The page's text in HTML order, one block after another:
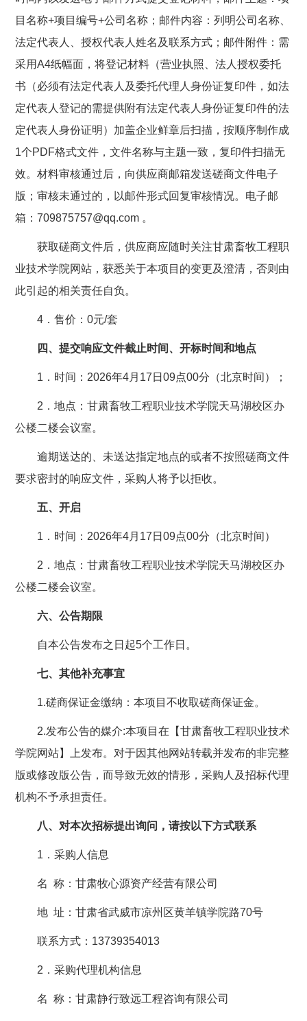
目名称+项目编号+公司名称；邮件内容：列明公司名称、
法定代表人、授权代表人姓名及联系方式；邮件附件：需
采用A4纸幅面，将登记材料（营业执照、法人授权委托
书（必须有法定代表人及委托代理人身份证复印件，如法
定代表人登记的需提供附有法定代表人身份证复印件的法
定代表人身份证明）加盖企业鲜章后扫描，按顺序制作成
1个PDF格式文件，文件名称与主题一致，复印件扫描无
效。材料审核通过后，向供应商邮箱发送磋商文件电子
版；审核未通过的，以邮件形式回复审核情况。电子邮
箱：709875757@qq.com 。
获取磋商文件后，供应商应随时关注甘肃畜牧工程职
业技术学院网站，获悉关于本项目的变更及澄清，否则由
此引起的相关责任自负。
4．售价：0元/套
四、提交响应文件截止时间、开标时间和地点
1．时间：2026年4月17日09点00分（北京时间）；
2．地点：甘肃畜牧工程职业技术学院天马湖校区办
公楼二楼会议室。
逾期送达的、未送达指定地点的或者不按照磋商文件
要求密封的响应文件，采购人将予以拒收。
五、开启
1．时间：2026年4月17日09点00分（北京时间）
2．地点：甘肃畜牧工程职业技术学院天马湖校区办
公楼二楼会议室。
六、公告期限
自本公告发布之日起5个工作日。
七、其他补充事宜
1.磋商保证金缴纳：本项目不收取磋商保证金。
2.发布公告的媒介:本项目在【甘肃畜牧工程职业技术
学院网站】上发布。对于因其他网站转载并发布的非完整
版或修改版公告，而导致无效的情形，采购人及招标代理
机构不予承担责任。
八、对本次招标提出询问，请按以下方式联系
1．采购人信息
名 称：甘肃牧心源资产经营有限公司
地 址：甘肃省武威市凉州区黄羊镇学院路70号
联系方式：13739354013
2．采购代理机构信息
名 称：甘肃静行致远工程咨询有限公司